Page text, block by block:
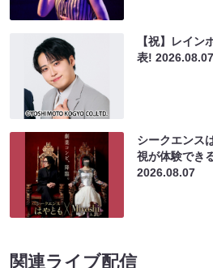
【祝】レイン
表!2026.08.07
シークエンス
視が体験でき
2026.08.07
関連ライブ配信